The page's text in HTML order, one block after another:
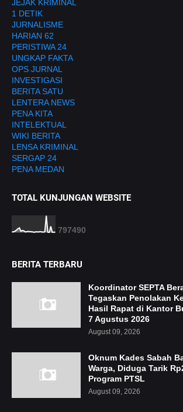
JEJAK KRIMINAL
1 DETIK
JURNALISME
HARIAN 62
PERISTIWA 24
UNGKAP FAKTA
OPS JURNAL
INVESTIGASI
BERITA SATU
LENTERA NEWS
PENA KITA
INTELEKTUAL
WIKI BERITA
LENSA KRIMINAL
SERGAP 24
PENA MEDAN
TOTAL KUNJUNGAN WEBSITE
797490
BERITA TERBARU
Koordinator SEPTA
Tegaskan Penolakan
Hasil Rapat di Kantor
7 Agustus 2026
August 09, 2026
Oknum Kades Sabah
Warga, Diduga Tarik
Program PTSL
August 09, 2026